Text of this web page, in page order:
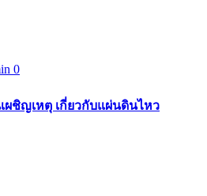
0
ผชิญเหตุ เกี่ยวกับแผ่นดินไหว